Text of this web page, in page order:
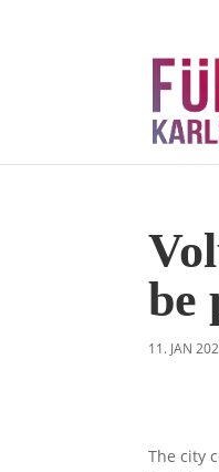
be
11. JAN
The city